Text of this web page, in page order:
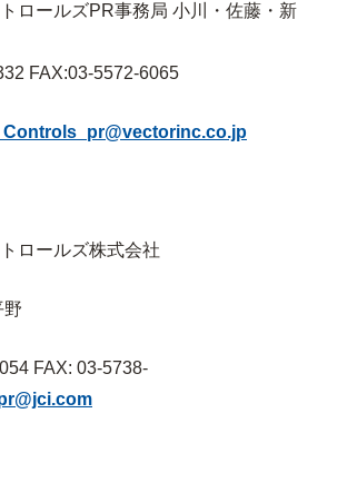
ロールズPR事務局 小川・佐藤・新
FAX:03-5572-6065
vectorinc.co.jp
ロールズ株式会社
野
FAX: 03-5738-